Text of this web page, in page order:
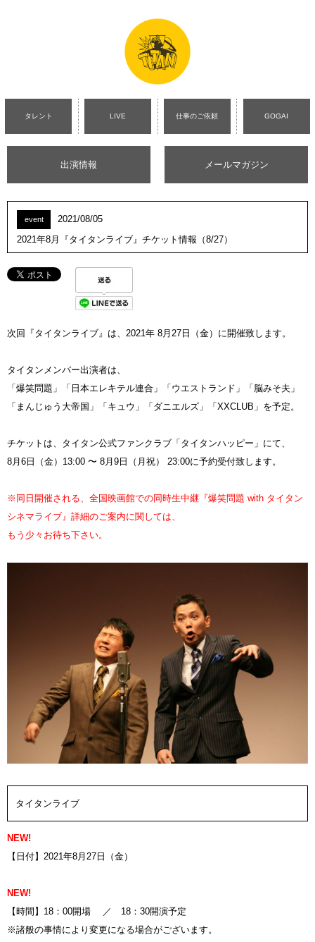
タレント LIVE 仕事のご依頼 GOGAI
出演情報 メールマガジン
event
2021/08/05
2021年8月『タイタンライブ』チケット情報（8/27）
次回『タイタンライブ』は、2021年 8月27日（金）に開催致します。
タイタンメンバー出演者は、
「爆笑問題」「日本エレキテル連合」「ウエストランド」「脳みそ夫」
「まんじゅう大帝国」「キュウ」「ダニエルズ」「XXCLUB」を予定。
チケットは、タイタン公式ファンクラブ「タイタンハッピー」にて、
8月6日（金）13:00 〜 8月9日（月祝） 23:00に予約受付致します。
※同日開催される、全国映画館での同時生中継『爆笑問題 with タイタン
シネマライブ』詳細のご案内に関しては、
もう少々お待ち下さい。
タイタンライブ
NEW!
【日付】2021年8月27日（金）
NEW!
【時間】18：00開場 ／ 18：30開演予定
※諸般の事情により変更になる場合がございます。